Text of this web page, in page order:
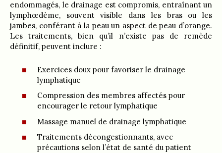
endommagés, le drainage est compromis, entraînant un
lymphœdème, souvent visible dans les bras ou les
jambes, conférant à la peau un aspect de peau d’orange.
Les traitements, bien qu’il n’existe pas de remède
définitif, peuvent inclure :
Exercices doux pour favoriser le drainage
lymphatique
Compression des membres affectés pour
encourager le retour lymphatique
Massage manuel de drainage lymphatique
Traitements décongestionnants, avec
précautions selon l’état de santé du patient